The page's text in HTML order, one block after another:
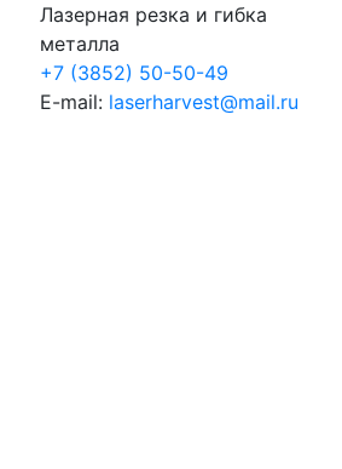
Лазерная резка и гибка
металла
+7 (3852) 50-50-49
E-mail: laserharvest@mail.ru